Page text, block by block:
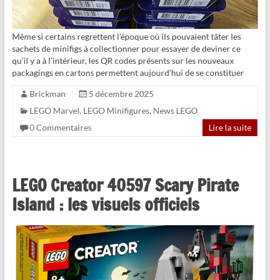
Même si certains regrettent l’époque où ils pouvaient tâter les
sachets de minifigs à collectionner pour essayer de deviner ce
qu’il y a à l’intérieur, les QR codes présents sur les nouveaux
packagings en cartons permettent aujourd’hui de se constituer
Brickman
5 décembre 2025
LEGO Marvel, LEGO Minifigures, News LEGO
0 Commentaires
Lire la suite
LEGO Creator 40597 Scary Pirate
Island : les visuels officiels